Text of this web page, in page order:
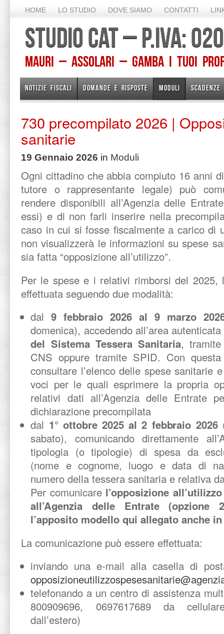
HOME LO STUDIO DOVE SIAMO CONTATTI
STUDIO CAT – P.IVA:
Mauri – Assolari – Gamba I TUOI
NOTIZIE FISCALI DOMANDE E RISPOSTE MODULI SCADENZE
730 precompilato 2026 |
sanitarie
19 Gennaio 2026 in Moduli
Ogni cittadino che abbia compiuto 16 anni
tutore o rappresentante legale) può
rendere disponibili all’Agenzia delle
essi) e di non farli inserire nella
caso in cui si fosse fiscalmente a carico di
non visualizzerà le informazioni su spese
sia fatta “opposizione all’utilizzo”.
Per le spese e i relativi rimborsi del 2025,
effettuata seguendo due modalità:
dal9 febbraio 2026 al 9 marzo
domenica), accedendo all’area
del Sistema Tessera Sanitaria,
CNS oppure tramite SPID. Con
consultare l’elenco delle spese sanitarie
voci per le quali esprimere la propria
relativi dati all’Agenzia delle Entrate
dichiarazione precompilata
dal 1° ottobre 2025 al 2 febbraio 2026
sabato), comunicando direttamente
tipologia (o tipologie) di spesa da
(nome e cognome, luogo e data di
numero della tessera sanitaria e relativa
Per comunicarel’opposizione
all’Agenzia delle Entrate (opzione
l’apposito modello qui allegato anche
La comunicazione può essere effettuata:
inviando una e-mail alla casella di
telefonando a un centro di assistenza
800909696, 0697617689 da
dall’estero)